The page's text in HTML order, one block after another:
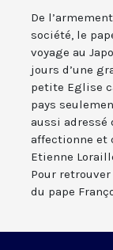
De
société, le
voyage au
jours d’une
petite Eglise
pays
aussi adressé
affectionne et
Etienne
Pour
du pape